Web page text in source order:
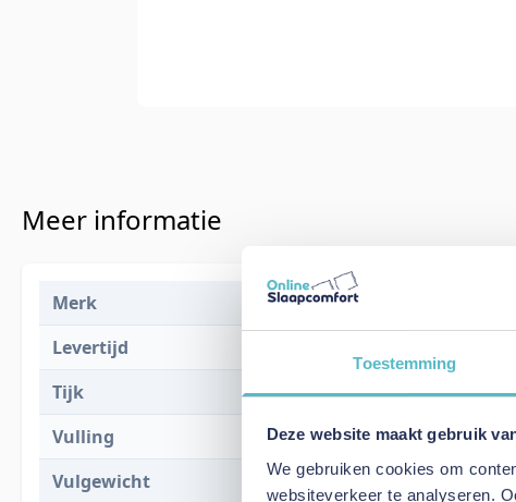
Toestemming
Deze website maakt gebruik
We gebruiken cookies om
websiteverkeer te analyseren.
Meer informatie
Merk
Levertijd
Tijk
100% mako-
Vulling
100% polyester
Vulgewicht
300 g/m2